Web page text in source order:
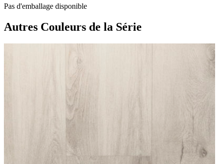
Pas d'emballage disponible
Autres Couleurs de la Série